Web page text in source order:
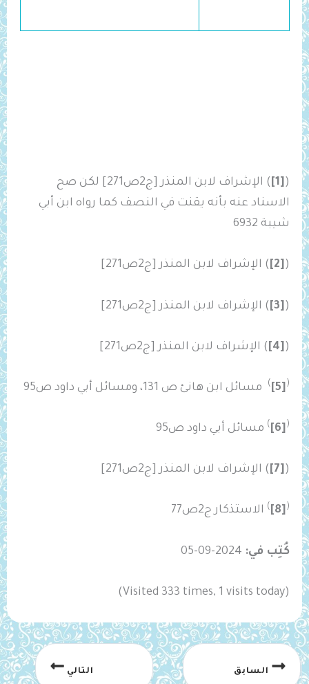
(
[1]
) الإشراف لابن المنذر [ج2ص271] لكن صح
الاسناد عنه بأنه يقنت في النصف كما رواه ابن أبي
شيبة 6932
(
[2] ) الإشراف لابن المنذر [ج2ص271]
(
[3] ) الإشراف لابن المنذر [ج2ص271]
(
[4] ) الإشراف لابن المنذر [ج2ص271]
(
[5]
) مسائل ابن هانئ ص 131، ومسائل أبي داود ص95
(
[6]
) مسائل أبي داود ص95
(
[7] ) الإشراف لابن المنذر [ج2ص271]
(
[8]
) الاستذكار ج2ص77
كُتِب في: 2024-09-05
(Visited 333 times, 1 visits today)
السابق التالي